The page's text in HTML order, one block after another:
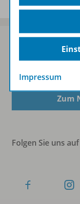
Zum
Folgen Sie uns
Impressum